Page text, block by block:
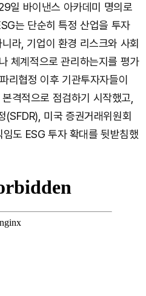
일 바이낸스 아카데미 명의로
는 단순히 특정 산업을 투자
라, 기업이 환경 리스크와 사회
체계적으로 관리하는지를 평가
리협정 이후 기관투자자들이
격적으로 점검하기 시작했고,
(SFDR), 미국 증권거래위원회
도 ESG 투자 확대를 뒷받침했